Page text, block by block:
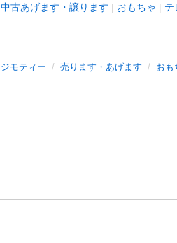
中古あげます・譲ります おもちゃ テ
ジモティー 売ります・あげます おも